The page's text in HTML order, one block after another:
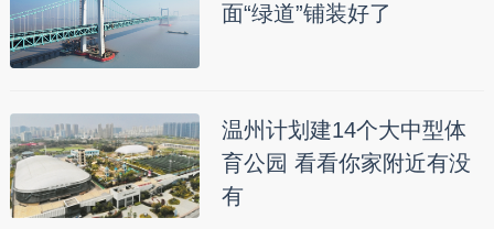
面“绿道”铺装好了
温州计划建14个大中型体
育公园 看看你家附近有没
有